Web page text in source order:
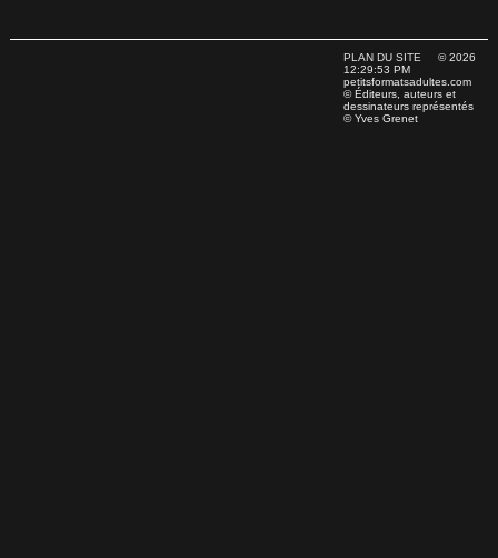
PLAN DU SITE © 2026
12:29:53 PM
petitsformatsadultes.com
© Éditeurs, auteurs et
dessinateurs représentés
© Yves Grenet